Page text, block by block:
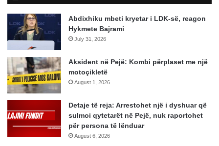
Abdixhiku mbeti kryetar i LDK-së, reagon
Hykmete Bajrami
July 31, 2026
Aksident në Pejë: Kombi përplaset me një
motoçikletë
August 1, 2026
Detaje të reja: Arrestohet një i dyshuar që
sulmoi qytetarët në Pejë, nuk raportohet
për persona të lënduar
August 6, 2026